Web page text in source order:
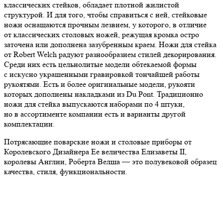
классических стейков, обладает плотной жилистой
структурой. И для того, чтобы справиться с ней, стейковые
ножи оснащаются прочным лезвием, у которого, в отличие
от классических столовых ножей, режущая кромка остро
заточена или дополнена зазубренным краем. Ножи для стейка
от Robert Welch радуют разнообразием стилей декорирования.
Среди них есть цельнолитые модели обтекаемой формы
с искусно украшенными гравировкой тончайшей работы
рукоятями. Есть и более оригинальные модели, рукояти
которых дополнены накладками из Du Pont. Традиционно
ножи для стейка выпускаются наборами по 4 штуки,
но в ассортименте компании есть и варианты другой
комплектации.
Потрясающие поварские ножи и столовые приборы от
Королевского Дизайнера Ее величества Елизаветы II,
королевы Англии, Роберта Велша — это полувековой образец
качества, стиля, функциональности.